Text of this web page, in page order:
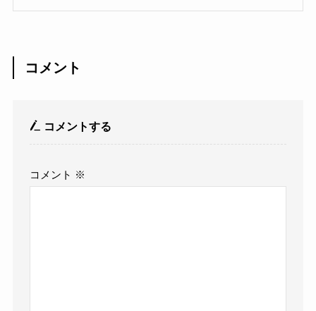
コメント
コメントする
コメント ※